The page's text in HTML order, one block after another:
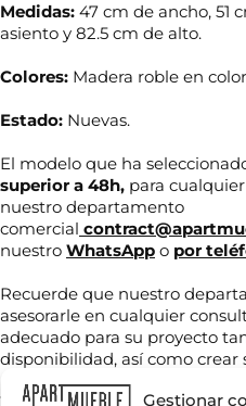
Gestionar
Medidas: 47 cm de ancho, 51
asiento y 82.5 cm de alto.
Colores: Madera roble en
Estado: Nuevas.
El modelo que ha
superior a 48h, para
nuestro departamento
comercial
nuestro WhatsApp o por
Recuerde que nuestro
asesorarle en cualquier
adecuado para su proyecto
disponibilidad, así como
N
o
m
b
e
e
e
c
t
N
o
m
r
*
T
e
l
é
o
C